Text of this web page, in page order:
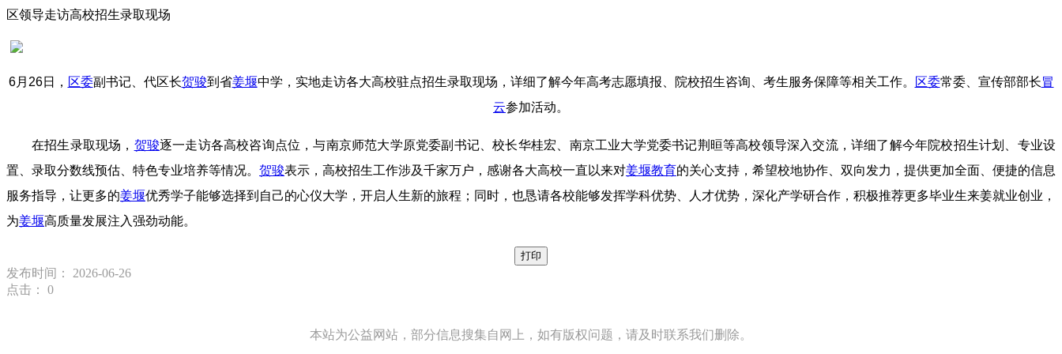
区领导走访高校招生录取现场
6月26日， 区委副书记、代区长贺骏到省姜堰中学，实地走访各大高校驻点招生录取现场，详细了解今年高考志愿填报、院校招生咨询、考生服务保障等相关工作。 区委常委、宣传部部长冒
云参加活动。
在招生录取现场， 贺骏逐一走访各高校咨询点位，与南京师范大学原党委副书记、校长华桂宏、南京工业大学党委书记荆晅等高校领导深入交流，详细了解今年院校招生计划、专业设
置、录取分数线预估、特色专业培养等情况。 贺骏表示，高校招生工作涉及千家万户，感谢各大高校一直以来对姜堰教育的关心支持，希望校地协作、双向发力，提供更加全面、便捷的信息
服务指导，让更多的姜堰优秀学子能够选择到自己的心仪大学，开启人生新的旅程；同时，也恳请各校能够发挥学科优势、人才优势，深化产学研合作，积极推荐更多毕业生来姜就业创业，
为姜堰高质量发展注入强劲动能。
打印
发布时间： 2026-06-26
点击： 0
本站为公益网站，部分信息搜集自网上，如有版权问题，请及时联系我们删除。